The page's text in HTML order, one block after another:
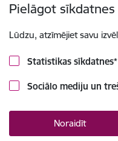
Pielāgot sīkdatnes
Lūdzu, atzīmējiet savu
Statistikas sīkdatnes*
Sociālo mediju un
Noraidīt